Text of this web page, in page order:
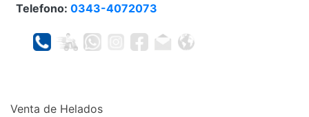
Telefono: 0343-4072073
Venta de Helados